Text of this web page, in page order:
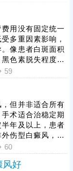
情分期，严格遵
行增减次数或照
的光疗方法有很
激光、311窄谱
自身皮损情况选择
周期较长，需坚
途中断。
用没有固定统一
多重因素影响，
像患者白斑面积
色素脱失程度不
治疗难度和周期
会有所区别。同
样，不同治疗方
各不相同。想要
花费冤枉钱，患
、自行用药的误
症治疗，根据自
方案，此外，日
辅助病情恢复，
59
但并非适合所有
术适合治稳定期
年及以上，患者
伤型白癜风，满
祛白成功率。其
相比，更多患者
术：黑色素细胞
60
风好